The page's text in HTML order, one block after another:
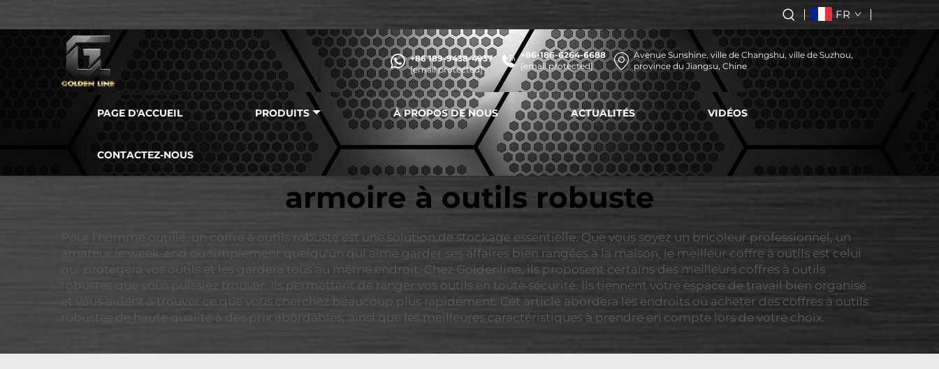
FR
+86 189-9438-4937
[email protected]
+86-186-6264-6688
[email protected]
Avenue Sunshine, ville de Changshu, ville de Suzhou,
province du Jiangsu, Chine
PAGE D'ACCUEIL PRODUITS À PROPOS DE NOUS ACTUALITÉS VIDÉOS
CONTACTEZ-NOUS
armoire à outils robuste
Pour l'homme outillé, un coffre à outils robuste est une solution de stockage essentielle. Que vous soyez un bricoleur professionnel, un
amateur le week-end ou simplement quelqu'un qui aime garder ses affaires bien rangées à la maison, le meilleur coffre à outils est celui
qui protégera vos outils et les gardera tous au même endroit. Chez Goldenline, ils proposent certains des meilleurs coffres à outils
robustes que vous puissiez trouver. Ils permettent de ranger vos outils en toute sécurité. Ils tiennent votre espace de travail bien organisé
et vous aident à trouver ce que vous cherchez beaucoup plus rapidement. Cet article abordera les endroits où acheter des coffres à outils
robustes de haute qualité à des prix abordables, ainsi que les meilleures caractéristiques à prendre en compte lors de votre choix.